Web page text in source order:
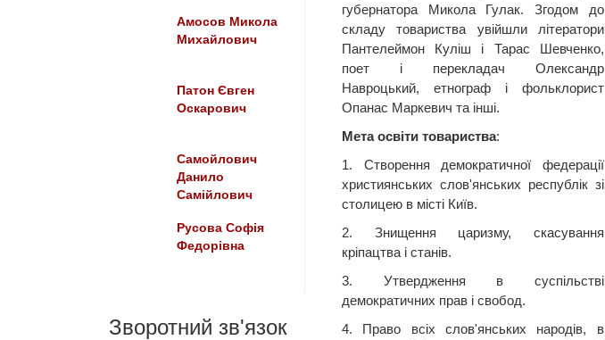
губернатора Микола Гулак. Згодом до
складу товариства увійшли літератори
Пантелеймон Куліш і Тарас Шевченко,
поет і перекладач Олександр
Навроцький, етнограф і фольклорист
Опанас Маркевич та інші.
Мета освіти товариства:
1. Створення демократичної федерації
християнських слов'янських республік зі
столицею в місті Київ.
2. Знищення царизму, скасування
кріпацтва і станів.
3. Утвердження в суспільстві
демократичних прав і свобод.
4. Право всіх слов'янських народів, в
Амосов Микола
Михайлович
Патон Євген
Оскарович
Самойлович
Данило
Самійлович
Русова Софія
Федорівна
Зворотний зв'язок